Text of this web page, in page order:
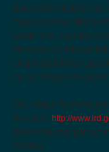
rausbekommen. Bisher
versicherte, dass das
Formular o.ä. fehle und
eingetragen hatten,
bei der Inland Revenue
Die richtige
Revenue: http://
Zeitverschiebung
Ct./Min).